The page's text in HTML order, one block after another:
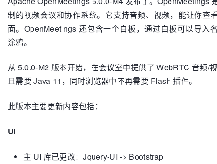
制的视频会议和协作系统。它支持音频、视频，能让你查
面。OpenMeetings 还包含一个白板，通过白板可以导入
涂鸦。
从 5.0.0-M2 版本开始，在会议室中提供了 WebRTC 音频/
且需要 Java 11，同时浏览器中不再需要 Flash 插件。
此版本主要更新内容包括：
UI
主 UI 库已更改：Jquery-UI -> Bootstrap